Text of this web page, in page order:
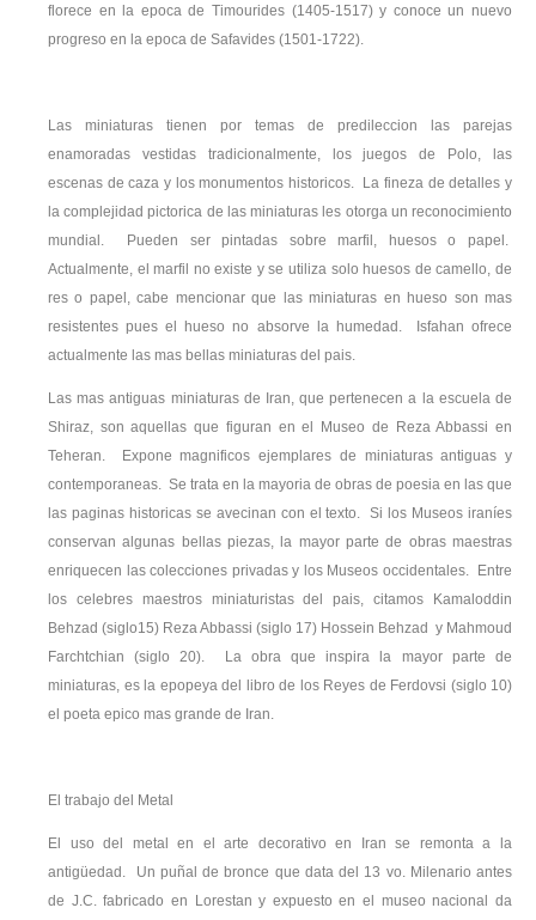
florece en la epoca de Timourides (1405-1517) y conoce un nuevo
progreso en la epoca de Safavides (1501-1722).
Las miniaturas tienen por temas de predileccion las parejas
enamoradas vestidas tradicionalmente, los juegos de Polo, las
escenas de caza y los monumentos historicos. La fineza de detalles y
la complejidad pictorica de las miniaturas les otorga un reconocimiento
mundial. Pueden ser pintadas sobre marfil, huesos o papel.
Actualmente, el marfil no existe y se utiliza solo huesos de camello, de
res o papel, cabe mencionar que las miniaturas en hueso son mas
resistentes pues el hueso no absorve la humedad. Isfahan ofrece
actualmente las mas bellas miniaturas del pais.
Las mas antiguas miniaturas de Iran, que pertenecen a la escuela de
Shiraz, son aquellas que figuran en el Museo de Reza Abbassi en
Teheran. Expone magnificos ejemplares de miniaturas antiguas y
contemporaneas. Se trata en la mayoria de obras de poesia en las que
las paginas historicas se avecinan con el texto. Si los Museos iraníes
conservan algunas bellas piezas, la mayor parte de obras maestras
enriquecen las colecciones privadas y los Museos occidentales. Entre
los celebres maestros miniaturistas del pais, citamos Kamaloddin
Behzad (siglo15) Reza Abbassi (siglo 17) Hossein Behzad y Mahmoud
Farchtchian (siglo 20). La obra que inspira la mayor parte de
miniaturas, es la epopeya del libro de los Reyes de Ferdovsi (siglo 10)
el poeta epico mas grande de Iran.
El trabajo del Metal
El uso del metal en el arte decorativo en Iran se remonta a la
antigüedad. Un puñal de bronce que data del 13 vo. Milenario antes
de J.C. fabricado en Lorestan y expuesto en el museo nacional da